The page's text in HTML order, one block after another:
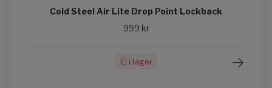
Cold Steel Air Lite Drop Point Lockback
999 kr
Ej i lager